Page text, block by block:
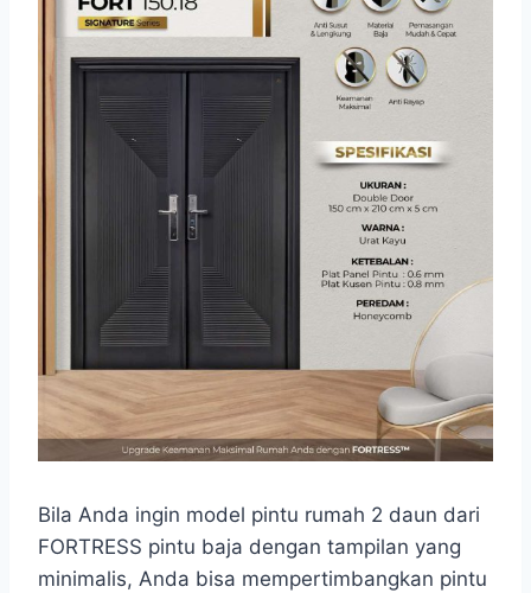
Bila Anda ingin model pintu rumah 2 daun dari
FORTRESS pintu baja dengan tampilan yang
minimalis, Anda bisa mempertimbangkan pintu